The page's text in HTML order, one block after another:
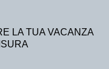
LA TUA VACANZA